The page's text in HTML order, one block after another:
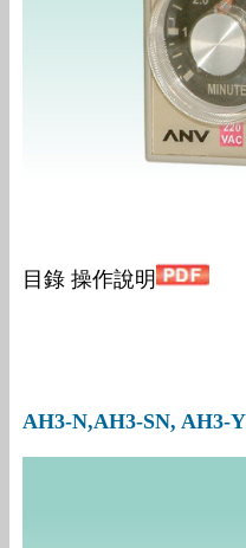
目錄 操作說明
AH3-N,AH3-SN, AH3-